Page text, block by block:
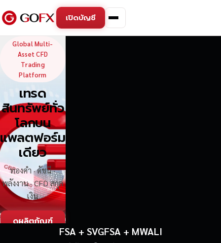
เปิดบัญชี
GoFX — Global Multi-
Global Multi-
Asset CFD
Trading
Platform
เทรด
สินทรัพย์ทั่ว
โลกบน
แพลตฟอร์ม
เดียว
ทองคำ · ดัชนี ·
พลังงาน · CFD สกุล
เงิน
ดูผลิตภัณฑ์
FSA + SVGFSA + MWALI